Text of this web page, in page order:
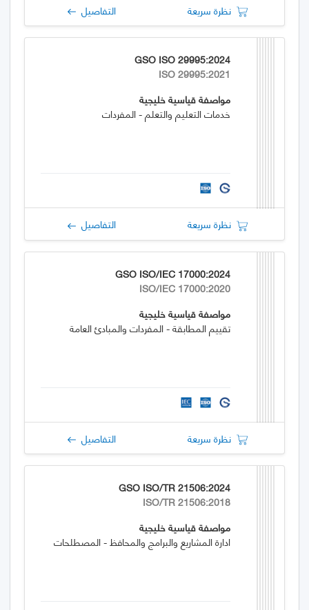
نظرة سريعة التفاصيل
GSO ISO 29995:2024
ISO 29995:2021
مواصفة قياسية خليجية
خدمات التعليم والتعلم - المفردات
نظرة سريعة التفاصيل
GSO ISO/IEC 17000:2024
ISO/IEC 17000:2020
مواصفة قياسية خليجية
تقييم المطابقة - المفردات والمبادئ العامة
نظرة سريعة التفاصيل
GSO ISO/TR 21506:2024
ISO/TR 21506:2018
مواصفة قياسية خليجية
ادارة المشاريع والبرامج والمحافظ - المصطلحات